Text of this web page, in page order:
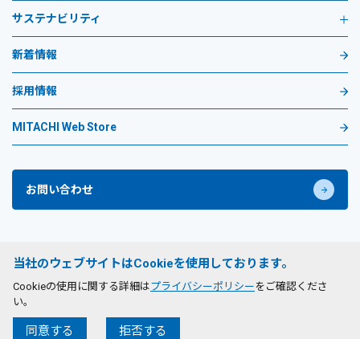
サステナビリティ
新着情報
採用情報
MITACHI Web Store
お問い合わせ
サイトのご利用条件
当社のウェブサイトはCookieを使用しております。
Cookieの使用に関する詳細はプライバシーポリシー をご確認くださ
い。
同意する 拒否する